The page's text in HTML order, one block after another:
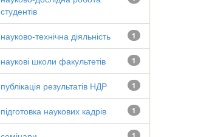
студентів
1
науково-технічна діяльність
1
наукові школи факультетів
1
публікація результатів НДР
1
підготовка наукових кадрів